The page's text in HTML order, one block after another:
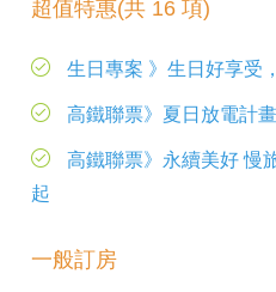
超值特惠(共 16 項)
生日專案 》生日好享受
高鐵聯票》夏日放電計
高鐵聯票》永續美好 慢
起
一般訂房